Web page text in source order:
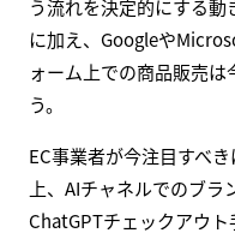
う流れを決定的にする
に加え、Googleや
ォーム上での商品販売
う。
EC事業者が今注目すべ
上、AIチャネルでのブラ
ChatGPTチェックアウ